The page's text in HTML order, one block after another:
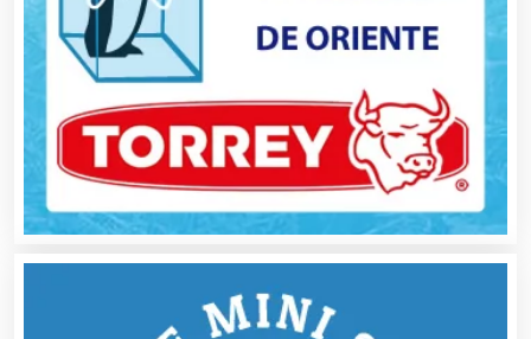
Artículos de Oficina
Artículos de Piel
Artículos Deportivos
Artículos Importados